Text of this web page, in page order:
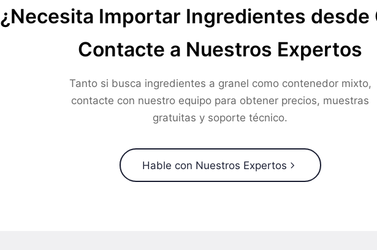
¿Necesita Importar Ingredientes desde
Contacte a Nuestros Expertos
Tanto si busca ingredientes a granel como contenedor mixto,
contacte con nuestro equipo para obtener precios, muestras
gratuitas y soporte técnico.
Hable con Nuestros Expertos